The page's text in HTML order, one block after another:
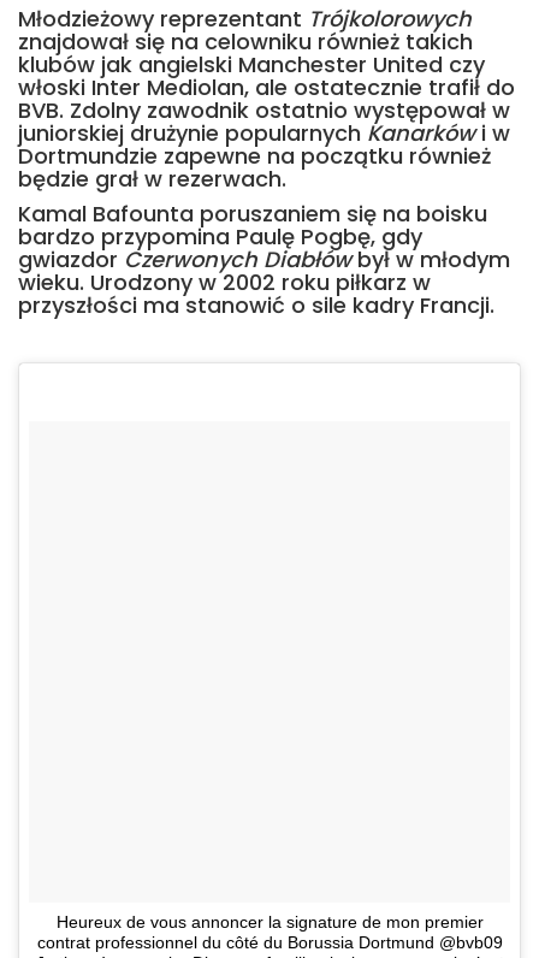
Młodzieżowy reprezentant Trójkolorowych
znajdował się na celowniku również takich
klubów jak angielski Manchester United czy
włoski Inter Mediolan, ale ostatecznie trafił do
BVB. Zdolny zawodnik ostatnio występował w
juniorskiej drużynie popularnych Kanarkówi w
Dortmundzie zapewne na początku również
będzie grał w rezerwach.
Kamal Bafounta poruszaniem się na boisku
bardzo przypomina Paulę Pogbę, gdy
gwiazdor Czerwonych Diabłówbył w młodym
wieku. Urodzony w 2002 roku piłkarz w
przyszłości ma stanowić o sile kadry Francji.
Heureux de vous annoncer la signature de mon premier
contrat professionnel du côté du Borussia Dortmund @bvb09